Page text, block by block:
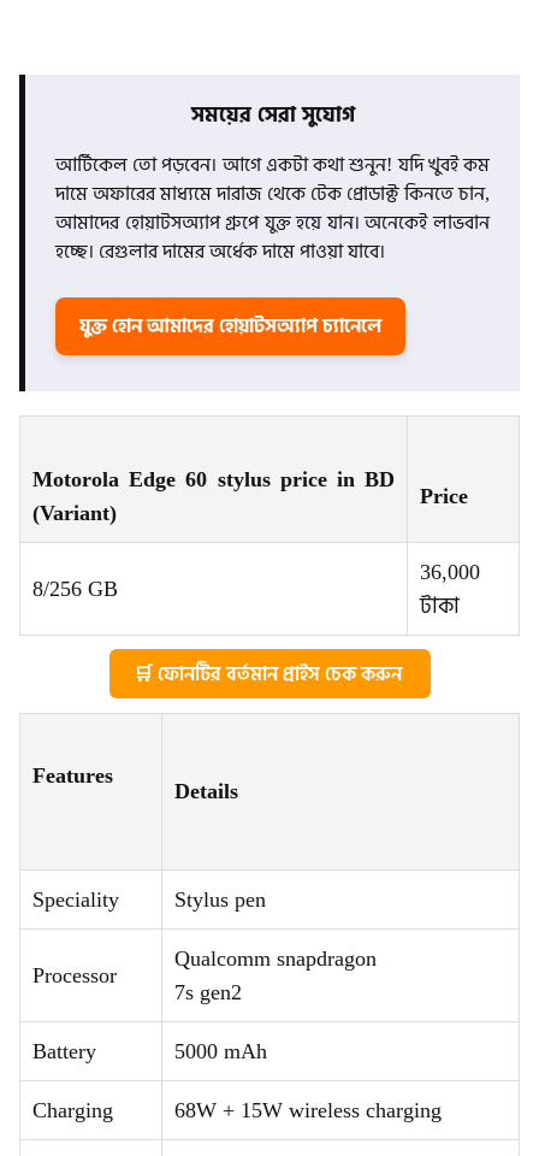
সময়ের সেরা সুযোগ
আর্টিকেল তো পড়বেন। আগে একটা কথা শুনুন! যদি খুবই কম
দামে অফারের মাধ্যমে দারাজ থেকে টেক প্রোডাক্ট কিনতে চান,
আমাদের হোয়াটসঅ্যাপ গ্রুপে যুক্ত হয়ে যান। অনেকেই লাভবান
হচ্ছে। রেগুলার দামের অর্ধেক দামে পাওয়া যাবে।
যুক্ত হোন আমাদের হোয়াটসঅ্যাপ চ্যানেলে
Motorola Edge 60 stylus price in BD
(Variant)
Price
8/256 GB
36,000
টাকা
🛒 ফোনটির বর্তমান প্রাইস চেক করুন
Features
Details
Speciality Stylus pen
Processor
Qualcomm snapdragon
7s gen2
Battery 5000 mAh
Charging 68W + 15W wireless charging